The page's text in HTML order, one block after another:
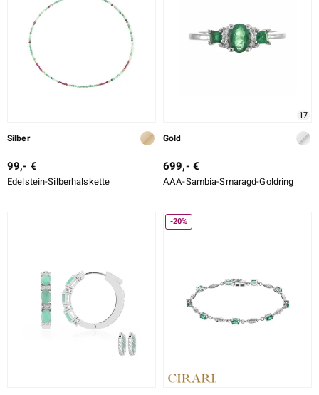
Silber
99,- €
Edelstein-Silberhalskette
17
Gold
699,- €
AAA-Sambia-Smaragd-Goldring
-20%